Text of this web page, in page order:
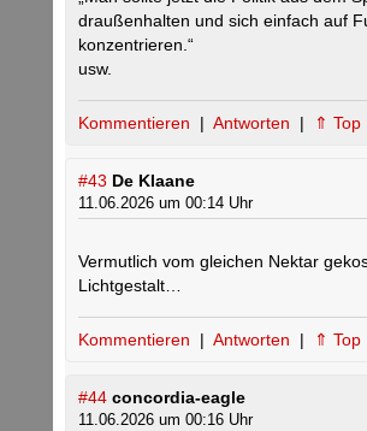
draußenhalten und sich einfach auf
konzentrieren.“
usw.
Kommentieren | Antworten | ⇑ Top
#43 De Klaane
11.06.2026 um 00:14 Uhr
Vermutlich vom gleichen Nektar
Lichtgestalt…
Kommentieren | Antworten | ⇑ Top
#44 concordia-eagle
11.06.2026 um 00:16 Uhr